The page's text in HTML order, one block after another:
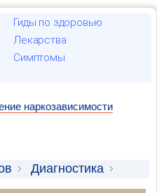
Гиды по здоровью
Лекарства
Симптомы
наркозависимости
Диагностика